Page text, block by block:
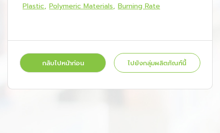
Plastic Polymeric Materials Burning Rate
กลับไปหน้าก่อน ไปยังกลุ่มผลิตภัณฑ์นี้